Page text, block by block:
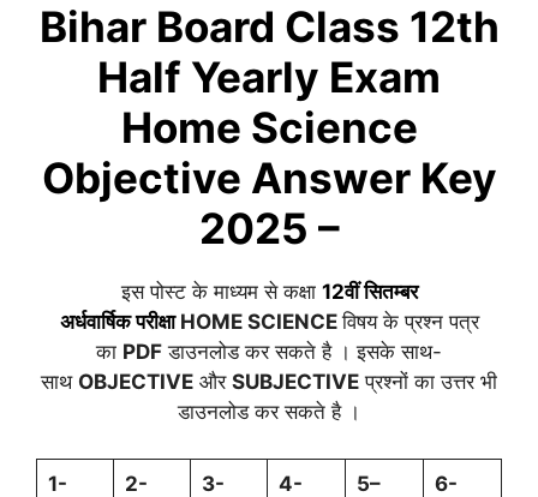
Bihar Board Class 12th
Half Yearly Exam
Home Science
Objective Answer Key
2025 –
इस पोस्ट के माध्यम से कक्षा 12वींसितम्बर
अर्धवार्षिकपरीक्षा HOME SCIENCE विषय के प्रश्न पत्र
का PDF डाउनलोड कर सकते है । इसके साथ-
साथ OBJECTIVE और SUBJECTIVE प्रश्नों का उत्तर भी
डाउनलोड कर सकते है ।
1- 2- 3- 4- 5– 6-